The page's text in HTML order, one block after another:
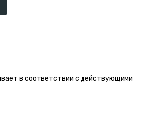
в соответствии с действующими